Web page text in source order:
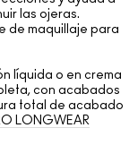
las ojeras.
de maquillaje para
líquida o en crema
con acabados
total de acabado
LONGWEAR